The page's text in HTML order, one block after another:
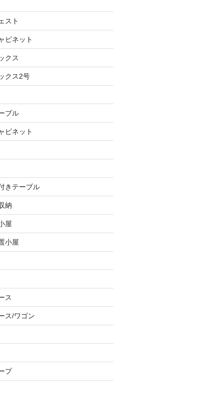
スト
ビネット
クス
クス2号
ブル
ビネット
きテーブル
納
屋
小屋
ス
ス/ワゴン
プ